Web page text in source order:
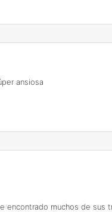
ansiosa
encontrado muchos de sus